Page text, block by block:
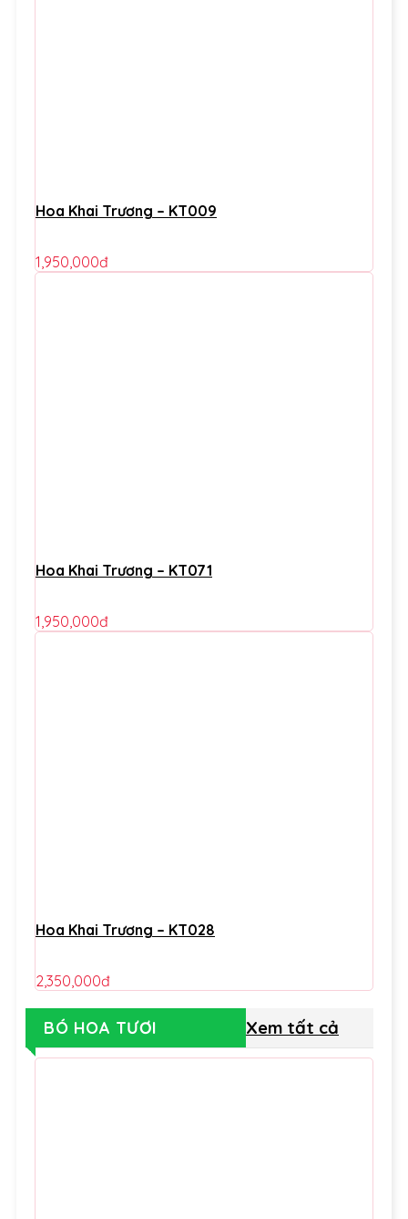
Hoa Khai Trương – KT009
1,950,000đ
Hoa Khai Trương – KT071
1,950,000đ
Hoa Khai Trương – KT028
2,350,000đ
BÓ HOA TƯƠI Xem tất cả